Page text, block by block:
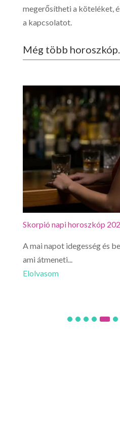
megerősítheti a köteléket,
a kapcsolatot.
Még több
Skorpió napi horoszkóp
A mai napot idegesség és
ami átmeneti...
Elolvasom